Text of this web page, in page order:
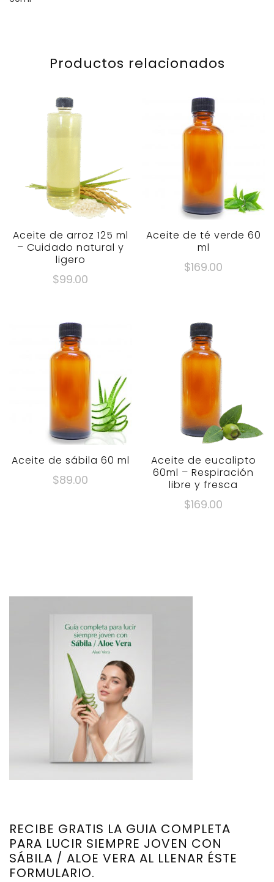
Productos relacionados
Aceite de arroz 125 ml
– Cuidado natural y
ligero
$99.00
Aceite de té verde 60
ml
$169.00
Aceite de sábila 60 ml
$89.00
Aceite de eucalipto
60ml – Respiración
libre y fresca
$169.00
RECIBE GRATIS LA GUIA COMPLETA
PARA LUCIR SIEMPRE JOVEN CON
SÁBILA / ALOE VERA AL LLENAR ÉSTE
FORMULARIO.